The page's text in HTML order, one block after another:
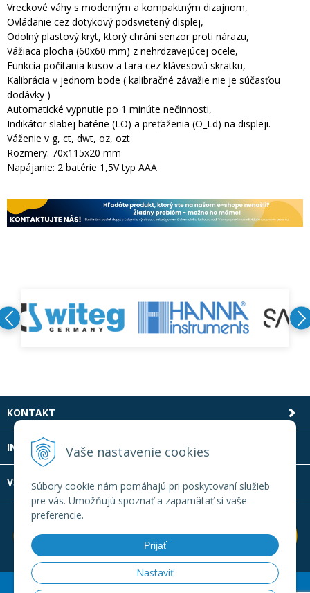
Vaše nastavenie cookies
Súbory cookie nám pomáhajú pri poskytovaní služieb
pre vás. Umožňujú spoznať a zapamätať si vaše
preferencie.
Prijať
Nastaviť
Vreckové váhy s moderným a kompaktným dizajnom,
Ovládanie cez dotykový podsvietený displej,
Odolný plastový kryt, ktorý chráni senzor proti nárazu,
Vážiaca plocha (60x60 mm) z nehrdzavejúcej ocele,
Funkcia počítania kusov a tara cez klávesovú skratku,
Kalibrácia v jednom bode ( kalibračné závažie nie je súčasťou
dodávky )
Automatické vypnutie po 1 minúte nečinnosti,
Indikátor slabej batérie (LO) a preťaženia (O_Ld) na displeji.
Váženie v g, ct, dwt, oz, ozt
Rozmery: 70x115x20 mm
Napájanie: 2 batérie 1,5V typ AAA
KONTAKT
INFOLINKA
VŠETKO O NÁKUPE